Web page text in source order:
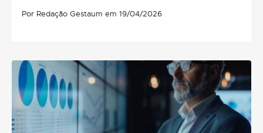
Por Redação Gestaum em 19/04/2026